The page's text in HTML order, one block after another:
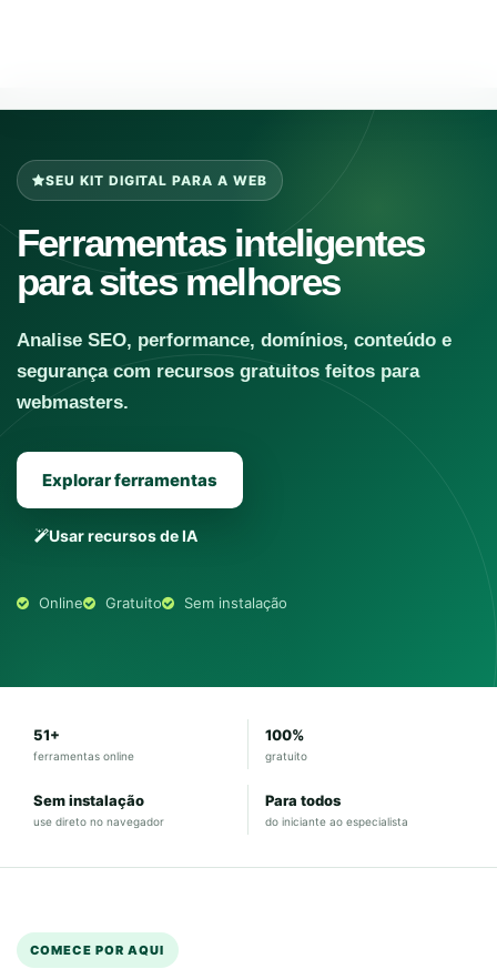
SEU KIT DIGITAL PARA A WEB
Ferramentas inteligentes
para sites melhores
Analise SEO, performance, domínios, conteúdo e
segurança com recursos gratuitos feitos para
webmasters.
Explorar ferramentas
Usar recursos de IA
Online Gratuito Sem instalação
51+
ferramentas online
100%
gratuito
Sem instalação
use direto no navegador
Para todos
do iniciante ao especialista
COMECE POR AQUI